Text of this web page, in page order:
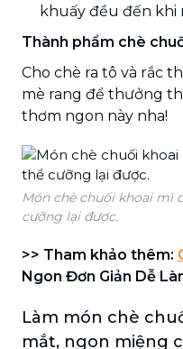
khuấy đều đến khi
Thành phẩm chè
Cho chè ra tô và rắc
mè rang để thưởng
thơm ngon này nha!
Món chè chuối khoai mì
cưỡng lại được.
>> Tham khảo thêm:
Ngon Đơn Giản Dễ
Làm món chè
mắt, ngon miệng